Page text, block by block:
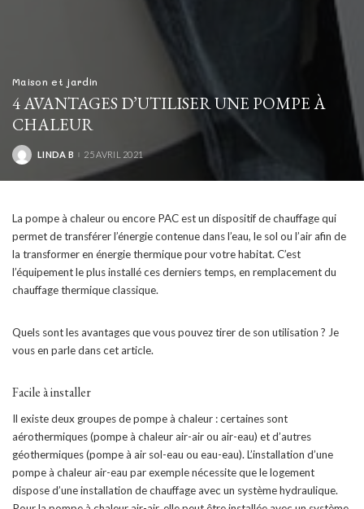
Maison et jardin
4 AVANTAGES D’UTILISER UNE POMPE À
CHALEUR
POSTED
LINDA B 25 AVRIL 2021
La pompe à chaleur ou encore PAC est un dispositif de chauffage qui
permet de transférer l’énergie contenue dans l’eau, le sol ou l’air afin de
la transformer en énergie thermique pour votre habitat. C’est
l’équipement le plus installé ces derniers temps, en remplacement du
chauffage thermique classique.
Quels sont les avantages que vous pouvez tirer de son utilisation ? Je
vous en parle dans cet article.
Facile à installer
Il existe deux groupes de pompe à chaleur : certaines sont
aérothermiques (pompe à chaleur air-air ou air-eau) et d’autres
géothermiques (pompe à air sol-eau ou eau-eau). L’installation d’une
pompe à chaleur air-eau par exemple nécessite que le logement
dispose d’une installation de chauffage avec un système hydraulique.